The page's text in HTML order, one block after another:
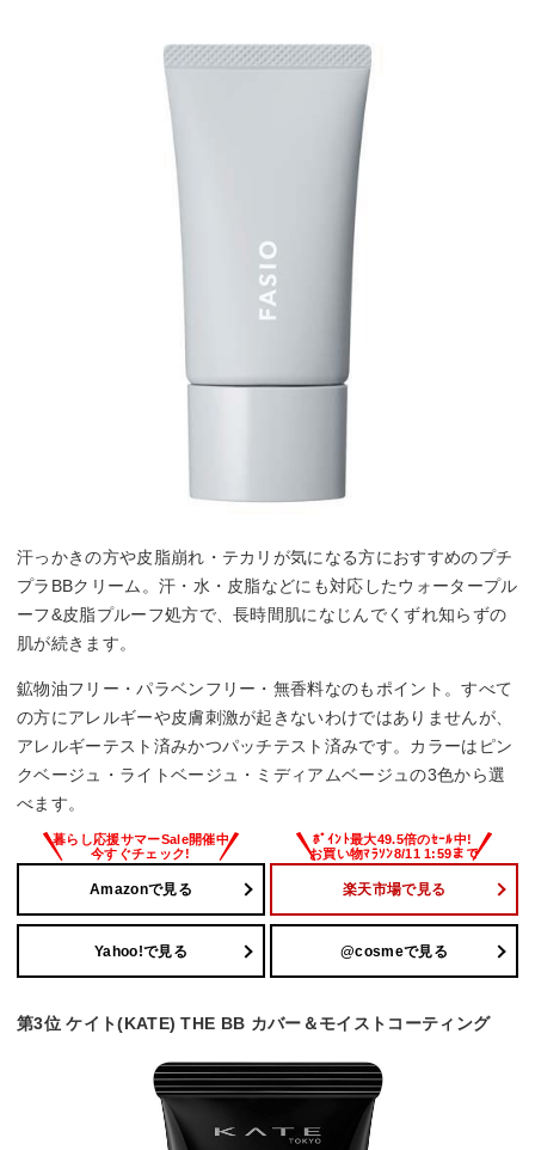
汗っかきの方や皮脂崩れ・テカリが気になる方におすすめのプチ
プラBBクリーム。汗・水・皮脂などにも対応したウォータープル
ーフ&皮脂プルーフ処方で、長時間肌になじんでくずれ知らずの
肌が続きます。
鉱物油フリー・パラベンフリー・無香料なのもポイント。すべて
の方にアレルギーや皮膚刺激が起きないわけではありませんが、
アレルギーテスト済みかつパッチテスト済みです。カラーはピン
クベージュ・ライトベージュ・ミディアムベージュの3色から選
べます。
Amazonで見る 楽天市場で見る
Yahoo!で見る @cosmeで見る
第3位 ケイト(KATE) THE BB カバー＆モイストコーティング